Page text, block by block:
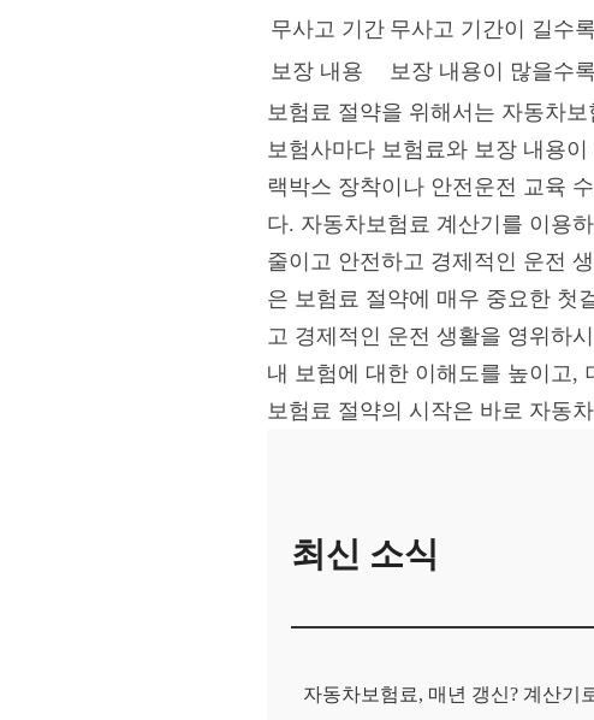
무사고 기간 무사고 기간이 길수
보장 내용
보장 내용이 많을수
보험료 절약을 위해서는 자동차
보험사마다 보험료와 보장 내용
랙박스 장착이나 안전운전 교육
다. 자동차보험료 계산기를 이용
줄이고 안전하고 경제적인 운전
은 보험료 절약에 매우 중요한 첫
고 경제적인 운전 생활을 영위하
내 보험에 대한 이해도를 높이고,
보험료 절약의 시작은 바로 자동
최신 소식
자동차보험료, 매년 갱신? 계산기